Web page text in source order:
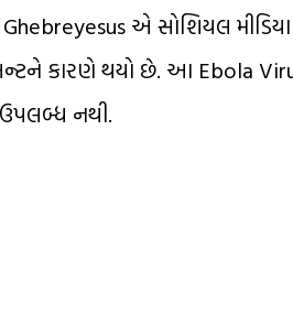
એ સોશિયલ મીડિયા
કારણે થયો છે. આ Ebola
નથી.